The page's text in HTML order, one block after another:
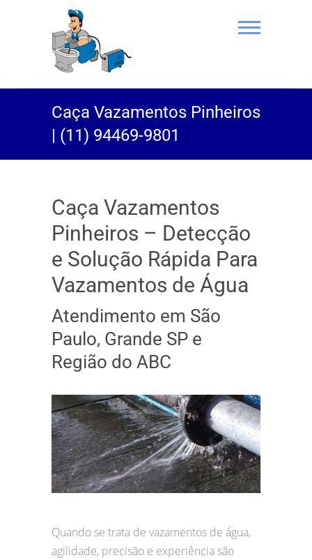
(11) 94469-
9801 |
Rei do Esgoto
Caça Vazamentos Pinheiros
| (11) 94469-9801
Caça Vazamentos
Pinheiros – Detecção
e Solução Rápida Para
Vazamentos de Água
Atendimento em São
Paulo, Grande SP e
Região do ABC
Quando se trata de vazamentos de água,
agilidade, precisão e experiência são